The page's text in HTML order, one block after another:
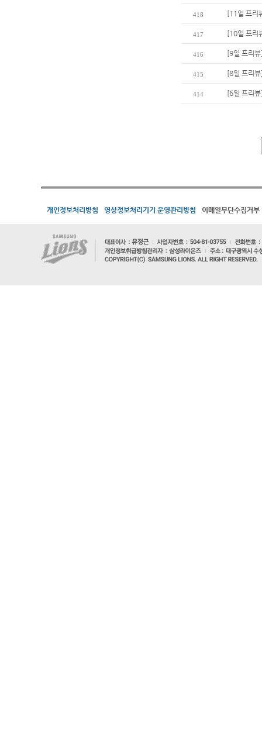
418 [11일 프리
417 [10일 프리
416 [9일 프리
415 [8일 프리
414 [6일 프리
개인정보처리방침 영상정보처리기기 운영관리방침 이메일무단수집거부